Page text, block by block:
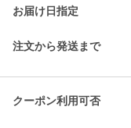
お届け日指定
注文から発送まで
クーポン利用可否